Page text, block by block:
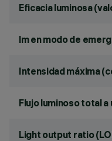
Eficacia luminosa
lm en modo de
Intensidad máxima
Flujo luminoso total
Light output ratio